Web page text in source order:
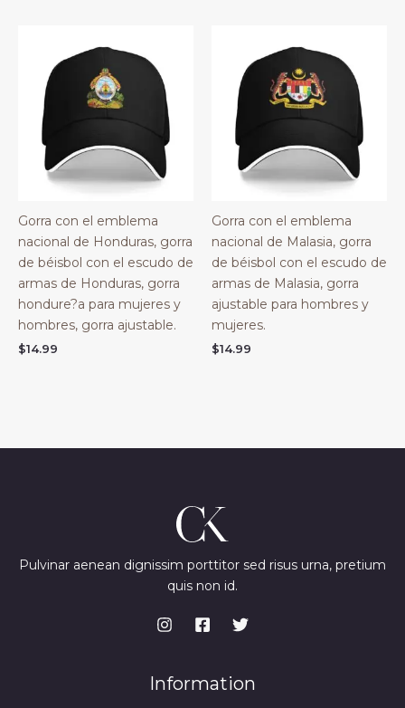
Gorra con el emblema
nacional de Honduras, gorra
de béisbol con el escudo de
armas de Honduras, gorra
hondure?a para mujeres y
hombres, gorra ajustable.
$14.99
Gorra con el emblema
nacional de Malasia, gorra
de béisbol con el escudo de
armas de Malasia, gorra
ajustable para hombres y
mujeres.
$14.99
Pulvinar aenean dignissim porttitor sed risus urna, pretium
quis non id.
Information